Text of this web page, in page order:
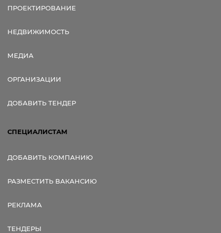
ПРОЕКТИРОВАНИЕ
НЕДВИЖИМОСТЬ
МЕДИА
ОРГАНИЗАЦИИ
ДОБАВИТЬ ТЕНДЕР
СПЕЦИАЛИСТАМ
ДОБАВИТЬ КОМПАНИЮ
РАЗМЕСТИТЬ ВАКАНСИЮ
РЕКЛАМА
ТЕНДЕРЫ